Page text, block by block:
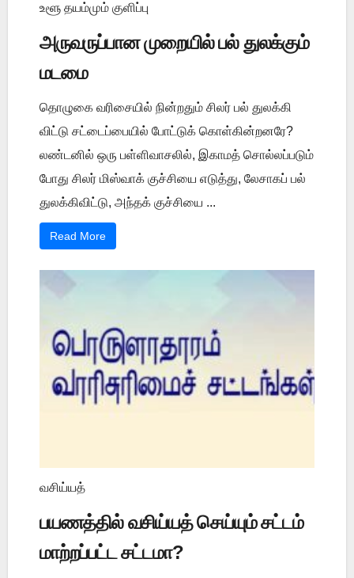
உளூ தயம்மும் குளிப்பு
அருவருப்பான முறையில் பல் துலக்கும்
மடமை
தொழுகை வரிசையில் நின்றதும் சிலர் பல் துலக்கி
விட்டு சட்டைப்பையில் போட்டுக் கொள்கின்றனரே?
லண்டனில் ஒரு பள்ளிவாசலில், இகாமத் சொல்லப்படும்
போது சிலர் மிஸ்வாக் குச்சியை எடுத்து, லேசாகப் பல்
துலக்கிவிட்டு, அந்தக் குச்சியை ...
Read More
வசிய்யத்
பயணத்தில் வசிய்யத் செய்யும் சட்டம்
மாற்றப்பட்ட சட்டமா?